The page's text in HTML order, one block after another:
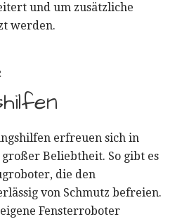
und um zusätzliche
werden.
erfreuen sich in
Beliebtheit. So gibt es
die den
von Schmutz befreien.
Fensterroboter